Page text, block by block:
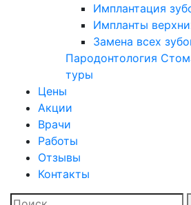
Имплантация
Импланты
Замена всех
Пародонтология
туры
Цены
Акции
Врачи
Работы
Отзывы
Контакты